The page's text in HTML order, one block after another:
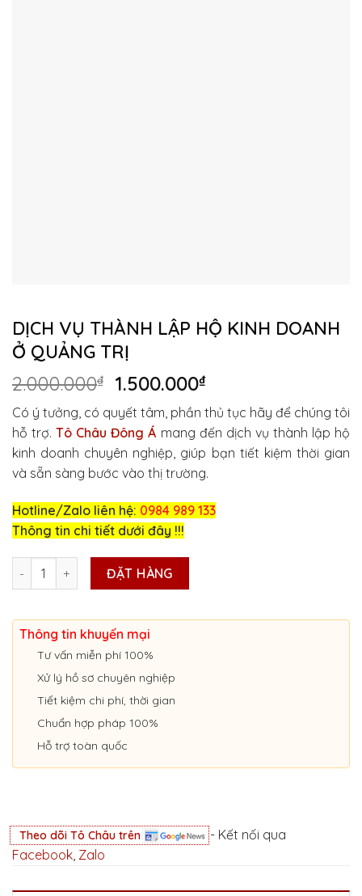
DỊCH VỤ THÀNH LẬP HỘ KINH DOANH
Ở QUẢNG TRỊ
2.000.000₫
Giá
gốc
là:
2.000.000₫.
1.500.000₫Giá
hiện
tại
là:
1.500.000₫.
Có ý tưởng, có quyết tâm, phần thủ tục hãy để chúng tôi
hỗ trợ.Tô Châu Đông Á mang đến dịch vụ thành lập hộ
kinh doanh chuyên nghiệp, giúp bạn tiết kiệm thời gian
và sẵn sàng bước vào thị trường.
Hotline/Zalo liên hệ: 0984 989 133
Thông tin chi tiết dưới đây !!!
DỊCH VỤ THÀNH LẬP HỘ KINH DOANH Ở QUẢNG TRỊ số lượng
ĐẶT HÀNG
Thông tin khuyến mại
Tư vấn miễn phí 100%
Xử lý hồ sơ chuyên nghiệp
Tiết kiệm chi phí, thời gian
Chuẩn hợp pháp 100%
Hỗ trợ toàn quốc
Theo dõi Tô Châu trên
- Kết nối qua
Facebook, Zalo